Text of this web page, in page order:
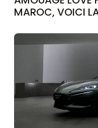
MAROC, VOICI